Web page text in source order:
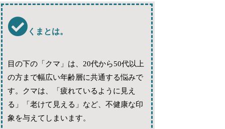
くまとは。
目の下の「クマ」は、20代から50代以上
の方まで幅広い年齢層に共通する悩みで
す。クマは、「疲れているように見え
る」「老けて見える」など、不健康な印
象を与えてしまいます。